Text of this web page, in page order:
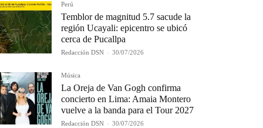
Perú
Temblor de magnitud 5.7 sacude la
región Ucayali: epicentro se ubicó
cerca de Pucallpa
Redacción DSN - 30/07/2026
Música
La Oreja de Van Gogh confirma
concierto en Lima: Amaia Montero
vuelve a la banda para el Tour 2027
Redacción DSN - 30/07/2026